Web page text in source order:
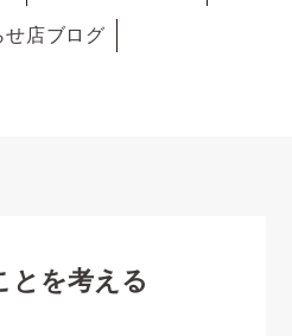
せ店ブログ
とを考える